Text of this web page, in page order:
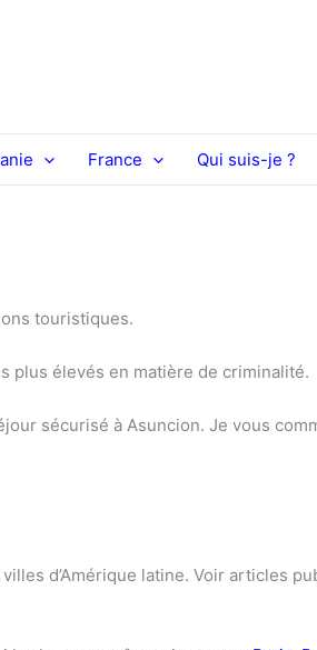
France Qui suis-je ?
touristiques.
plus élevés en matière de criminalité.
sécurisé à Asuncion. Je vous
d’Amérique latine. Voir articles